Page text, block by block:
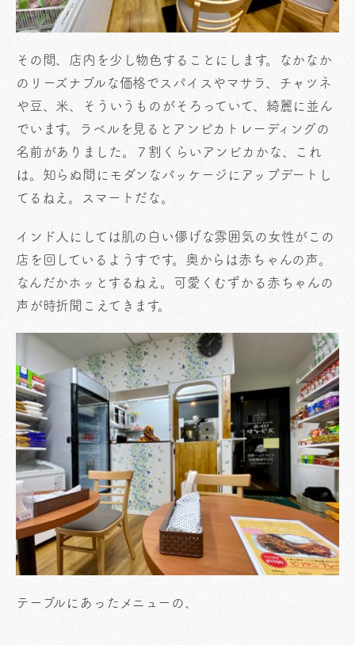
その間、店内を少し物色することにします。なかなか
のリーズナブルな価格でスパイスやマサラ、チャツネ
や豆、米、そういうものがそろっていて、綺麗に並ん
でいます。ラベルを見るとアンピカトレーディングの
名前がありました。７割くらいアンビカかな、これ
は。知らぬ間にモダンなパッケージにアップデートし
てるねえ。スマートだな。
インド人にしては肌の白い儚げな雰囲気の女性がこの
店を回しているようすです。奥からは赤ちゃんの声。
なんだかホッとするねえ。可愛くむずかる赤ちゃんの
声が時折聞こえてきます。
テーブルにあったメニューの、